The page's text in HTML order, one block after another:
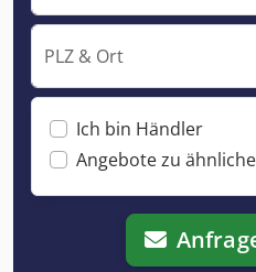
PLZ & Ort
Ich bin Händler
Angebote zu